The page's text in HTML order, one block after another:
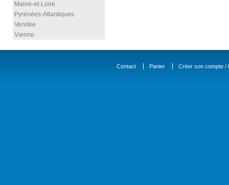
Maine-et-Loire
Pyrénées-Atlantiques
Vendée
Vienne
Contact Panier Créer son compte /